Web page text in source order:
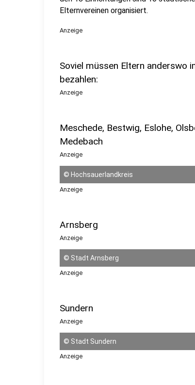
Elternvereinen organisiert.
Anzeige
Soviel müssen Eltern anderswo
bezahlen:
Anzeige
Meschede, Bestwig, Eslohe,
Medebach
Anzeige
© Hochsauerlandkreis
Anzeige
Arnsberg
Anzeige
© Stadt Arnsberg
Anzeige
Sundern
Anzeige
© Stadt Sundern
Anzeige